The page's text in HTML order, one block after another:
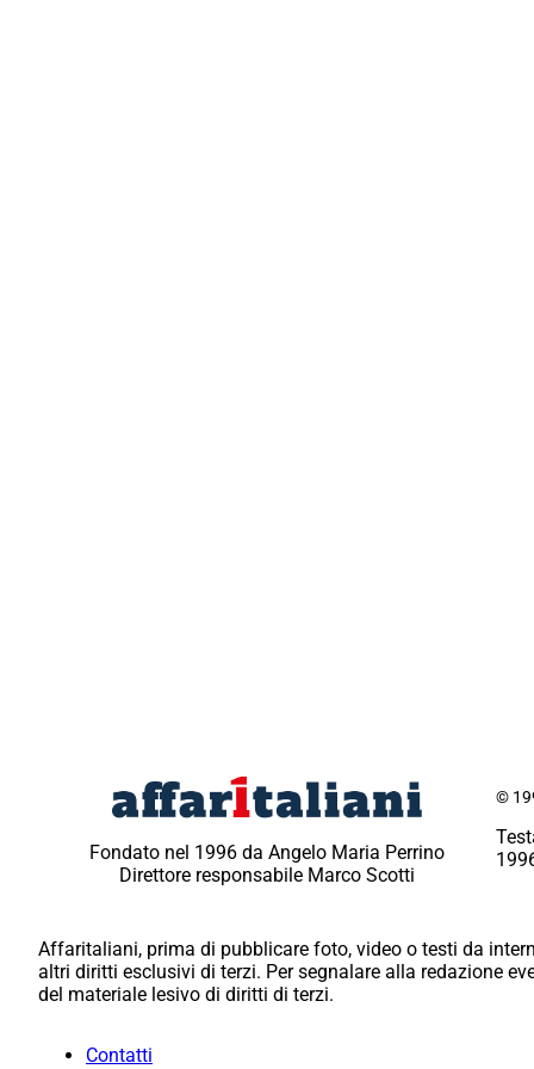
Fondato nel 1996 da Angelo Maria Perrino
Direttore responsabile Marco Scotti
©
Affaritaliani, prima di pubblicare foto, video o testi da
altri diritti esclusivi di terzi. Per segnalare alla redazione
del materiale lesivo di diritti di terzi.
Contatti